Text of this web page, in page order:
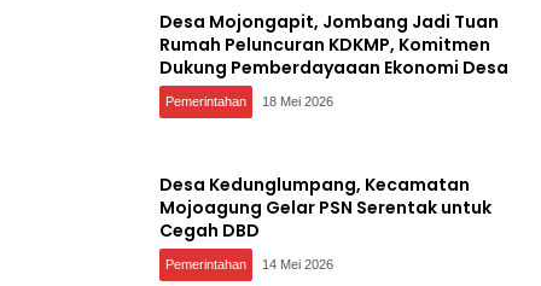
Desa Mojongapit, Jombang Jadi Tuan
Rumah Peluncuran KDKMP, Komitmen
Dukung Pemberdayaaan Ekonomi Desa
Pemerintahan 18 Mei 2026
Desa Kedunglumpang, Kecamatan
Mojoagung Gelar PSN Serentak untuk
Cegah DBD
Pemerintahan 14 Mei 2026